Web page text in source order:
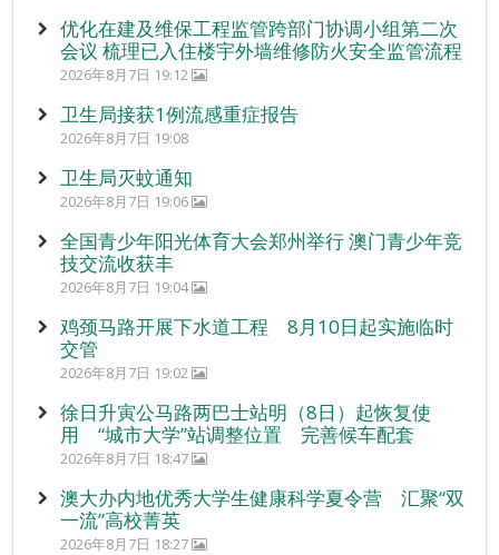
优化在建及维保工程监管跨部门协调小组第二次
会议 梳理已入住楼宇外墙维修防火安全监管流程
2026年8月7日 19:12
卫生局接获1例流感重症报告
2026年8月7日 19:08
卫生局灭蚊通知
2026年8月7日 19:06
全国青少年阳光体育大会郑州举行 澳门青少年竞
技交流收获丰
2026年8月7日 19:04
鸡颈马路开展下水道工程 8月10日起实施临时
交管
2026年8月7日 19:02
徐日升寅公马路两巴士站明（8日）起恢复使
用 “城市大学”站调整位置 完善候车配套
2026年8月7日 18:47
澳大办内地优秀大学生健康科学夏令营 汇聚“双
一流”高校菁英
2026年8月7日 18:27